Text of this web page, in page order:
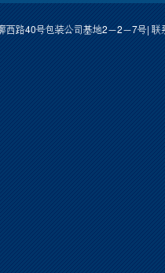
路40号包装公司基地2－2－7号|